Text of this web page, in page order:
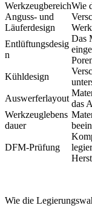
WerkzeugbereichWie
Anguss- und
Läuferdesign
Entlüftungsdesig
n
Das
Kühldesign
Auswerferlayout
das
Werkzeuglebens
dauer
DFM-Prüfung
Wie die